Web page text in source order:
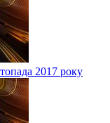
2017 року